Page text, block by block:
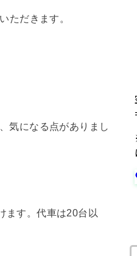
ただきます。
気になる点がありまし
ます。代車は20台以